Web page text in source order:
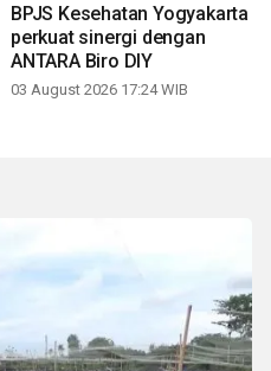
BPJS Kesehatan Yogyakarta
perkuat sinergi dengan
ANTARA Biro DIY
03 August 2026 17:24 WIB